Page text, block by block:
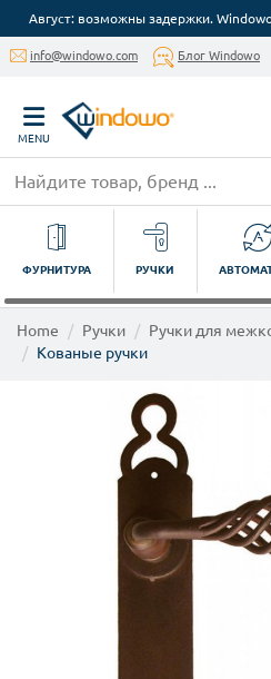
Август: возможны задержки.
info@windowo.com Блог Windowo
MENU
ФУРНИТУРА РУЧКИ
Home Ручки
Ручки для
Кованые ручки